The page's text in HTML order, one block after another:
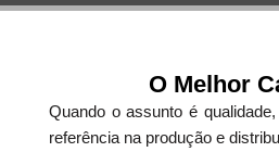
O Melhor
Quando o assunto é
referência na produção e